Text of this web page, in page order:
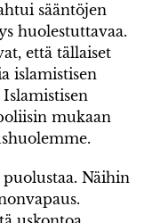
sääntöjen
huolestuttavaa.
että tällaiset
islamistisen
mukaan
Näihin